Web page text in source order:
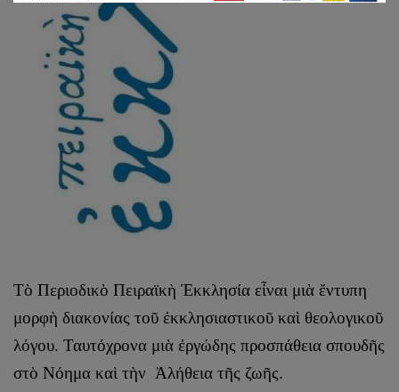
Τὸ Περιοδικὸ Πειραϊκὴ Ἐκκλησία εἶναι μιὰ ἔντυπη
μορφὴ διακονίας τοῦ ἐκκλησιαστικοῦ καὶ θεολογικοῦ
λόγου. Ταυτόχρονα μιὰ ἐργώδης προσπάθεια σπουδῆς
στὸ Νόημα καὶ τὴν Ἀλήθεια τῆς ζωῆς.